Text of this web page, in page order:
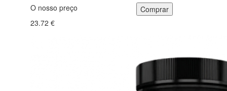
O nosso preço
23.72 €